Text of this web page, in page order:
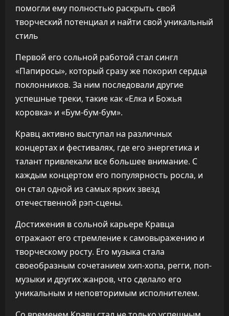
помогли ему полностью раскрыть свой
творческий потенциал и найти свой уникальный
стиль
Первой его сольной работой стал сингл
«Папиросы», который сразу же покорил сердца
поклонников. За ним последовали другие
успешные треки, такие как «Елка и Божья
коровка» и «Бум-бум-бум».
Кравц активно выступал на различных
концертах и фестивалях, где его энергетика и
талант привлекали все большее внимание. С
каждым концертом его популярность росла, и
он стал одной из самых ярких звезд
отечественной рэп-сцены.
Достижения в сольной карьере Кравца
отражают его стремление к самовыражению и
творческому росту. Его музыка стала
своеобразным сочетанием хип-хопа, регги, поп-
музыки и других жанров, что сделало его
уникальным и неповторимым исполнителем.